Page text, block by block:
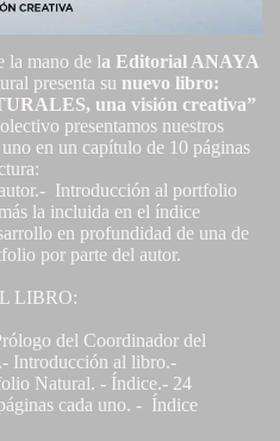
la mano de la Editorial ANAYA
presenta su nuevo libro:
una visión creativa”
presentamos nuestros
en un capítulo de 10 páginas
Introducción al portfolio
la incluida en el índice
en profundidad de una de
por parte del autor.
LIBRO:
del Coordinador del
Introducción al libro.-
Natural. - Índice.- 24
cada uno. - Índice